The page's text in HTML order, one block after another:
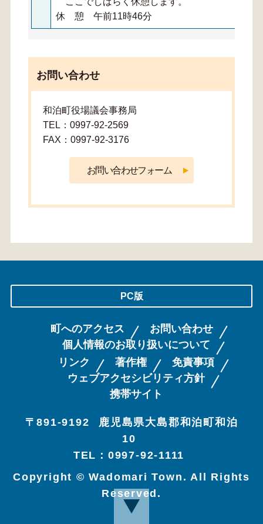
休 憩 午前11時46分
お問い合わせ
和泊町役場議会事務局
TEL：0997-92-2569
FAX：0997-92-3176
PC版
町へのアクセス
お問い合わせ
個人情報のお取り扱いについて
リンク
著作権
免責事項
ウェブアクセシビリティ方針
携帯サイト
〒891-9192
鹿児島県大島郡和泊町和泊
10
TEL：0997-92-1111
Copyright © Wadomari Town. All Rights
Reserved.